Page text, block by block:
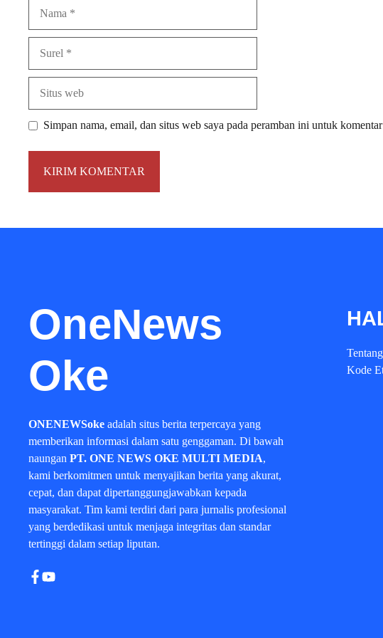
Simpan nama, email, dan situs web saya pada peramban ini untuk
OneNews
Oke
ONENEWSoke adalah situs berita terpercaya yang
memberikan informasi dalam satu genggaman. Di bawah
naungan PT. ONE NEWS OKE MULTI MEDIA,
kami berkomitmen untuk menyajikan berita yang akurat,
cepat, dan dapat dipertanggungjawabkan kepada
masyarakat. Tim kami terdiri dari para jurnalis profesional
yang berdedikasi untuk menjaga integritas dan standar
tertinggi dalam setiap liputan.
Kode